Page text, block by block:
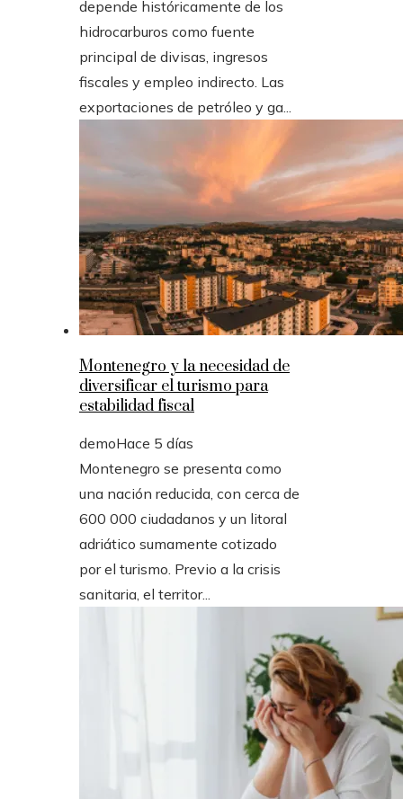
depende históricamente de los
hidrocarburos como fuente
principal de divisas, ingresos
fiscales y empleo indirecto. Las
exportaciones de petróleo y ga...
Montenegro y la necesidad de
diversificar el turismo para
estabilidad fiscal
demoHace 5 días
Montenegro se presenta como
una nación reducida, con cerca de
600 000 ciudadanos y un litoral
adriático sumamente cotizado
por el turismo. Previo a la crisis
sanitaria, el territor...